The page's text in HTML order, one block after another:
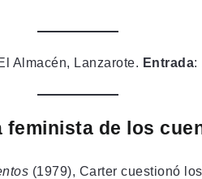
Almacén, Lanzarote. Entrada:
de los
(1979), Carter cuestionó